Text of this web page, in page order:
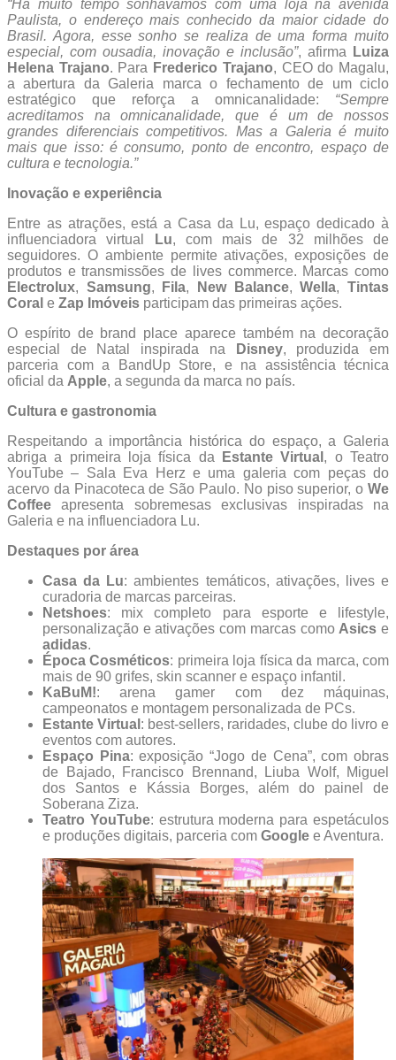
“Há muito tempo sonhávamos com uma loja na avenida
Paulista, o endereço mais conhecido da maior cidade do
Brasil. Agora, esse sonho se realiza de uma forma muito
especial, com ousadia, inovação e inclusão”, afirma
Luiza
Helena Trajano. Para Frederico Trajano, CEO do Magalu,
a abertura da Galeria marca o fechamento de um ciclo
estratégico que reforça a omnicanalidade: “Sempre
acreditamos na omnicanalidade, que é um de nossos
grandes diferenciais competitivos. Mas a Galeria é muito
mais que isso: é consumo, ponto de encontro, espaço de
cultura e tecnologia.”
Inovação e experiência
Entre as atrações, está a Casa da Lu, espaço dedicado à
influenciadora virtual
Lu, com mais de 32 milhões de
seguidores. O ambiente permite ativações, exposições de
produtos e transmissões de lives commerce. Marcas como
Electrolux, Samsung, Fila, New Balance,Wella,Tintas
Coral e Zap Imóveis participam das primeiras ações.
O espírito de brand place aparece também na decoração
especial de Natal inspirada na
Disney, produzida em
parceria com a BandUp Store, e na assistência técnica
oficial da Apple, a segunda da marca no país.
Cultura e gastronomia
Respeitando a importância histórica do espaço, a Galeria
abriga a primeira loja física da
Estante Virtual , o Teatro
YouTube – Sala Eva Herz e uma galeria com peças do
acervo da Pinacoteca de São Paulo. No piso superior, o We
Coffee apresenta sobremesas exclusivas inspiradas na
Galeria e na influenciadora Lu.
Destaques por área
Casa da Lu: ambientes temáticos, ativações, lives e
curadoria de marcas parceiras.
Netshoes: mix completo para esporte e lifestyle,
personalização e ativações com marcas como Asics e
adidas.
Época Cosméticos: primeira loja física da marca, com
mais de 90 grifes, skin scanner e espaço infantil.
KaBuM!: arena gamer com dez máquinas,
campeonatos e montagem personalizada de PCs.
Estante Virtual : best-sellers, raridades, clube do livro e
eventos com autores.
Espaço Pina: exposição “Jogo de Cena”, com obras
de Bajado, Francisco Brennand, Liuba Wolf, Miguel
dos Santos e Kássia Borges, além do painel de
Soberana Ziza.
Teatro YouTube: estrutura moderna para espetáculos
e produções digitais, parceria com Google e Aventura.